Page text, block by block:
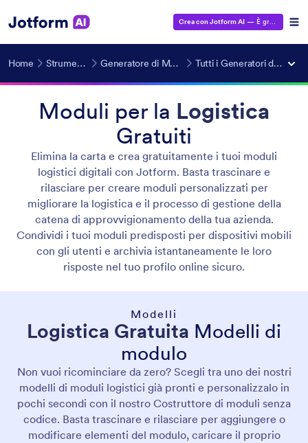
Crea con Jotform AI — È gratuito!
Home Strumenti AI Generatore di Moduli IA Tutti i Generatori di Moduli
Moduli per la Logistica
Gratuiti
Elimina la carta e crea gratuitamente i tuoi moduli
logistici digitali con Jotform. Basta trascinare e
rilasciare per creare moduli personalizzati per
migliorare la logistica e il processo di gestione della
catena di approvvigionamento della tua azienda.
Condividi i tuoi moduli predisposti per dispositivi mobili
con gli utenti e archivia istantaneamente le loro
risposte nel tuo profilo online sicuro.
Modelli
Logistica Gratuita Modelli di
modulo
Non vuoi ricominciare da zero? Scegli tra uno dei nostri
modelli di moduli logistici già pronti e personalizzalo in
pochi secondi con il nostro Costruttore di moduli senza
codice. Basta trascinare e rilasciare per aggiungere o
modificare elementi del modulo, caricare il proprio